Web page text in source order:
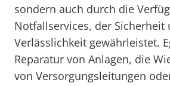
sondern auch durch die
Notfallservices, der Sicherheit
Verlässlichkeit gewährleistet.
Reparatur von Anlagen, die
von Versorgungsleitungen